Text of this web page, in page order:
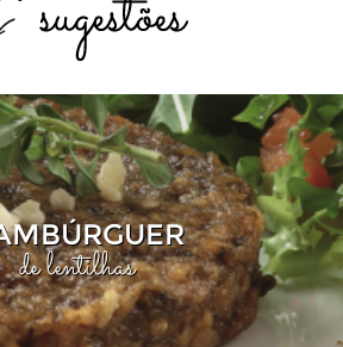
de lentilhas